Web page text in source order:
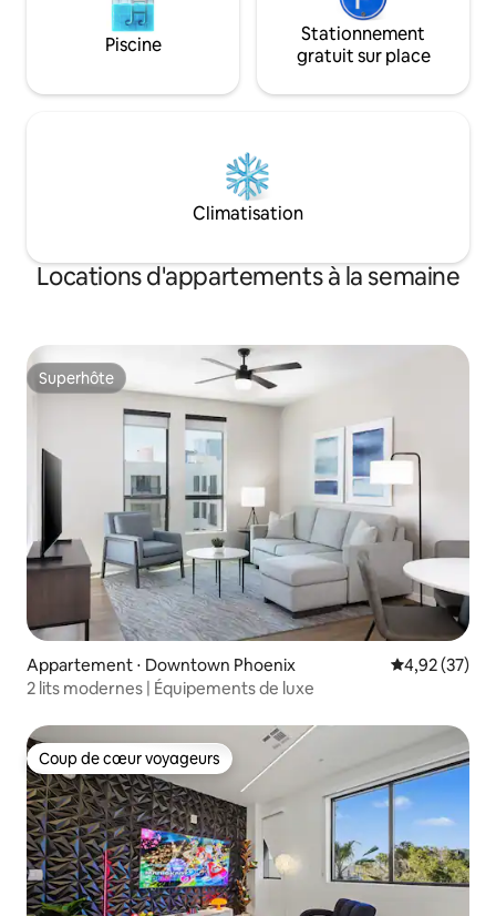
Piscine
Stationnement
gratuit sur place
Climatisation
Locations d'appartements à la semaine
Superhôte
Superhôte
Appartement ⋅ Downtown Phoenix Évaluation
4,92 (37)
2 lits modernes | Équipements de luxe
Coup de cœur voyageurs
Coup de cœur voyageurs